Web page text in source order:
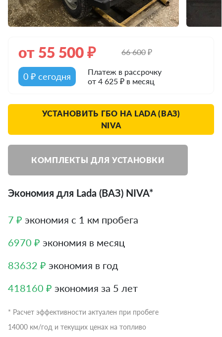
от 55 500₽ 66 600₽
0 ₽ сегодня
Платеж в рассрочку
от 4 625 ₽ в месяц
УСТАНОВИТЬ ГБО НА LADA (ВАЗ)
NIVA
КОМПЛЕКТЫ ДЛЯ УСТАНОВКИ
Экономия для Lada (ВАЗ) NIVA*
7 ₽ экономия с 1 км пробега
6970 ₽ экономия в месяц
83632 ₽ экономия в год
418160 ₽ экономия за 5 лет
* Расчет эффективности актуален при пробеге
14000 км/год и текущих ценах на топливо